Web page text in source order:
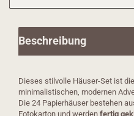
Beschreibung
Dieses stilvolle Häuser-Set ist
minimalistischen, modernen
Die 24 Papierhäuser bestehen
Fotokarton und werden fertig